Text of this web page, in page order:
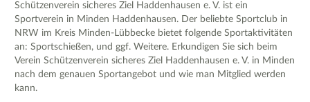
Schützenverein sicheres Ziel Haddenhausen e. V. ist ein
Sportverein in Minden Haddenhausen. Der beliebte Sportclub in
NRW im Kreis Minden-Lübbecke bietet folgende Sportaktivitäten
an: Sportschießen, und ggf. Weitere. Erkundigen Sie sich beim
Verein Schützenverein sicheres Ziel Haddenhausen e. V. in Minden
nach dem genauen Sportangebot und wie man Mitglied werden
kann.